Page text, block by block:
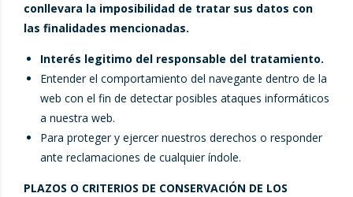
conllevara la imposibilidad de tratar sus datos con
las finalidades mencionadas.
Interés legitimo del responsable del tratamiento.
Entender el comportamiento del navegante dentro de la
web con el fin de detectar posibles ataques informáticos
a nuestra web.
Para proteger y ejercer nuestros derechos o responder
ante reclamaciones de cualquier índole.
PLAZOS O CRITERIOS DE CONSERVACIÓN DE LOS